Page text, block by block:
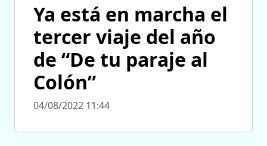
Ya está en marcha el
tercer viaje del año
de “De tu paraje al
Colón”
04/08/2022 11:44